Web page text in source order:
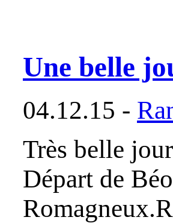
Une belle
04.12.15 -
Très belle
Départ de